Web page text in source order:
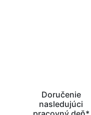
Doručenie
nasledujúci